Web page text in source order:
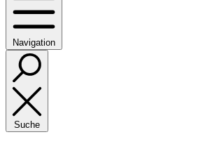
Navigation
Suche